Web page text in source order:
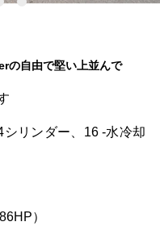
の自由で堅い上並んで
リンダー、16 -水冷却
）